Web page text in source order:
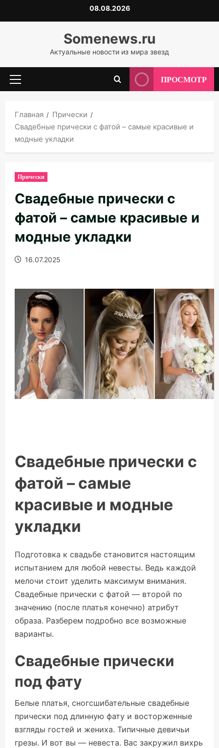
к
08.08.2026
Somenews.ru
Актуальные новости из мира звезд
Основное
ПРОСМОТР
Главная
Прически
Свадебные прически с фатой – самые красивые и
модные укладки
Прически
Свадебные прически с
фатой – самые красивые и
модные укладки
16.07.2025
Свадебные прически с
фатой – самые
красивые и модные
укладки
Подготовка к свадьбе становится настоящим
испытанием для любой невесты. Ведь каждой
мелочи стоит уделить максимум внимания.
Свадебные прически с фатой — второй по
значению (после платья конечно) атрибут
образа. Разберем подробно все возможные
варианты.
Свадебные прически
под фату
Белые платья, сногсшибательные свадебные
прически под длинную фату и восторженные
взгляды гостей и жениха. Типичные девичьи
грезы. И вот вы — невеста. Вас закружил вихрь